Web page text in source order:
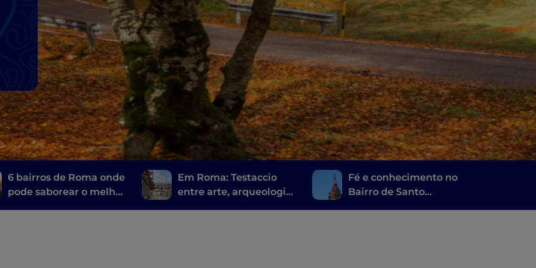
6 bairros de Roma onde
pode saborear o melhor
Em Roma: Testaccio
entre arte, arqueologia
Fé e conhecimento no
Bairro de Santo